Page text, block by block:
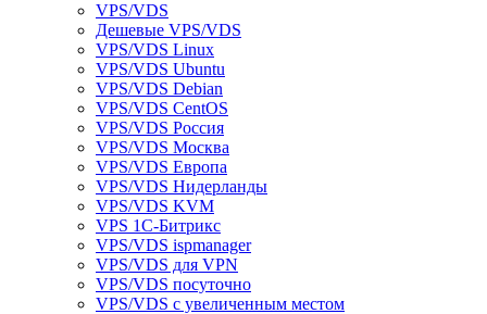
VPS/VDS
Дешевые VPS/VDS
VPS/VDS Linux
VPS/VDS Ubuntu
VPS/VDS Debian
VPS/VDS CentOS
VPS/VDS Россия
VPS/VDS Москва
VPS/VDS Европа
VPS/VDS Нидерланды
VPS/VDS KVM
VPS 1С-Битрикс
VPS/VDS ispmanager
VPS/VDS для VPN
VPS/VDS посуточно
VPS/VDS с увеличенным местом